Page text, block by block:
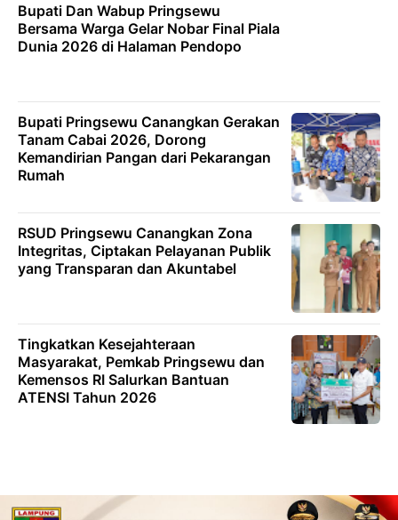
Bupati Dan Wabup Pringsewu
Bersama Warga Gelar Nobar Final Piala
Dunia 2026 di Halaman Pendopo
Bupati Pringsewu Canangkan Gerakan
Tanam Cabai 2026, Dorong
Kemandirian Pangan dari Pekarangan
Rumah
RSUD Pringsewu Canangkan Zona
Integritas, Ciptakan Pelayanan Publik
yang Transparan dan Akuntabel
Tingkatkan Kesejahteraan
Masyarakat, Pemkab Pringsewu dan
Kemensos RI Salurkan Bantuan
ATENSI Tahun 2026